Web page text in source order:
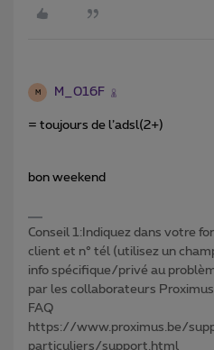
M M_016F
= toujours de l’adsl(2+)
bon weekend
Conseil 1:Indiquez dans votre
client et n° tél (utilisez un
info spécifique/privé au
par les collaborateurs
FAQ
https://www.proximus.be/
particuliers/support.html